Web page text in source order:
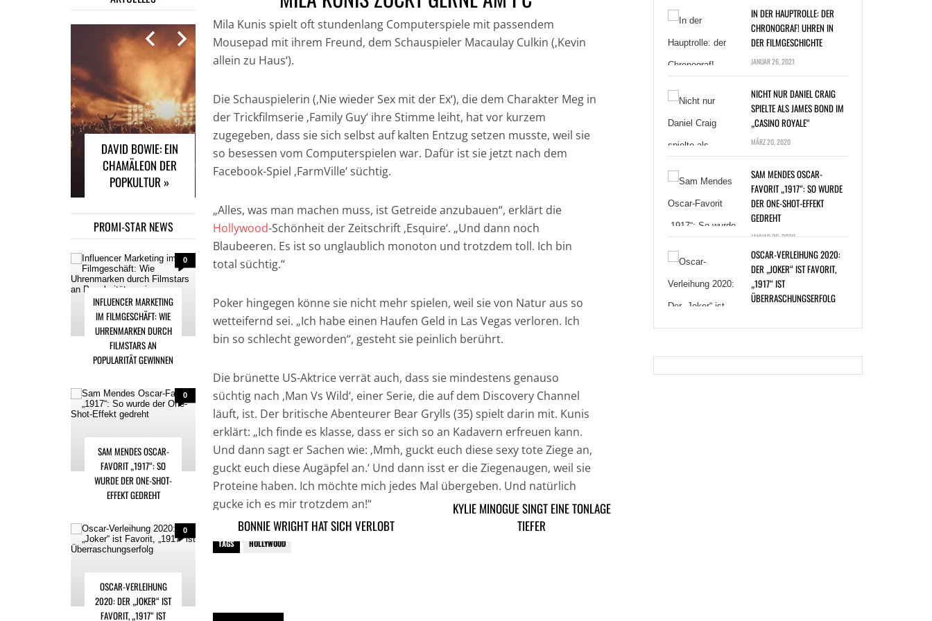
DAVID BOWIE: EIN
CHAMÄLEON DER
POPKULTUR »
MARKETING IM
FILMGESCHÄFT: WIE
UHRENMARKEN
DURCH FILMSTARS
AN POPULARITÄT
GEWINNEN »
IN DER HAUPTROLLE:
DER CHRONOGRAF!
UHREN IN DER
FILMGESCHICHTE »
GESUND UND GUT
FÜR DICH UND DIE
UMWELT:
NACHHALTIGE
NICHT NUR DANIEL
CRAIG SPIELTE ALS
„CASINO ROYALE“ »
PROMI-STAR NEWS
0
INFLUENCER MARKETING
IM FILMGESCHÄFT: WIE
UHRENMARKEN DURCH
FILMSTARS AN
POPULARITÄT GEWINNEN
0
SAM MENDES OSCAR-
FAVORIT „1917“: SO
WURDE DER ONE-SHOT-
EFFEKT GEDREHT
0
OSCAR-VERLEIHUNG
2020: DER „JOKER“ IST
FAVORIT, „1917“ IST
Mila Kunis spielt oft stundenlang Computerspiele mit passendem
Mousepad mit ihrem Freund, dem Schauspieler Macaulay Culkin (‚Kevin
allein zu Haus‘).
Die Schauspielerin (‚Nie wieder Sex mit der Ex‘), die dem Charakter Meg in
der Trickfilmserie ‚Family Guy‘ ihre Stimme leiht, hat vor kurzem
zugegeben, dass sie sich selbst auf kalten Entzug setzen musste, weil sie
so besessen vom Computerspielen war. Dafür ist sie jetzt nach dem
Facebook-Spiel ‚FarmVille‘ süchtig.
„Alles, was man machen muss, ist Getreide anzubauen“, erklärt die
Hollywood-Schönheit der Zeitschrift ‚Esquire‘. „Und dann noch
Blaubeeren. Es ist so unglaublich monoton und trotzdem toll. Ich bin
total süchtig.“
Poker hingegen könne sie nicht mehr spielen, weil sie von Natur aus so
wetteifernd sei. „Ich habe einen Haufen Geld in Las Vegas verloren. Ich
bin so schlecht geworden“, gesteht sie peinlich berührt.
Die brünette US-Aktrice verrät auch, dass sie mindestens genauso
süchtig nach ‚Man Vs Wild‘, einer Serie, die auf dem Discovery Channel
läuft, ist. Der britische Abenteurer Bear Grylls (35) spielt darin mit. Kunis
erklärt: „Ich finde es klasse, dass er sich so an Kadavern erfreuen kann.
Und dann sagt er Sachen wie: ‚Mmh, guckt euch diese sexy tote Ziege an,
guckt euch diese Augäpfel an.‘ Und dann isst er die Ziegenaugen, weil sie
Proteine haben. Ich möchte mich jedes Mal übergeben. Und natürlich
gucke ich es mir trotzdem an!“
TAGS HOLLYWOOD
BONNIE WRIGHT HAT SICH VERLOBT
KYLIE MINOGUE SINGT EINE TONLAGE
TIEFER
IN DER HAUPTROLLE: DER
CHRONOGRAF! UHREN IN
DER FILMGESCHICHTE
JANUAR 26, 2021
NICHT NUR DANIEL CRAIG
SPIELTE ALS JAMES BOND IM
„CASINO ROYALE“
MÄRZ 20, 2020
SAM MENDES OSCAR-
FAVORIT „1917“: SO WURDE
DER ONE-SHOT-EFFEKT
GEDREHT
JANUAR 20, 2020
OSCAR-VERLEIHUNG 2020:
DER „JOKER“ IST FAVORIT,
„1917“ IST
ÜBERRASCHUNGSERFOLG